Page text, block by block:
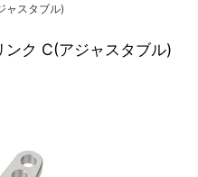
ャスタブル)
ク C(アジャスタブル)